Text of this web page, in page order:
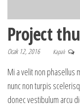
Project
Ocak 12, 2016 Kapalı
Mi a velit non phasellus
nunc non turpis
donec vestibulum arcu